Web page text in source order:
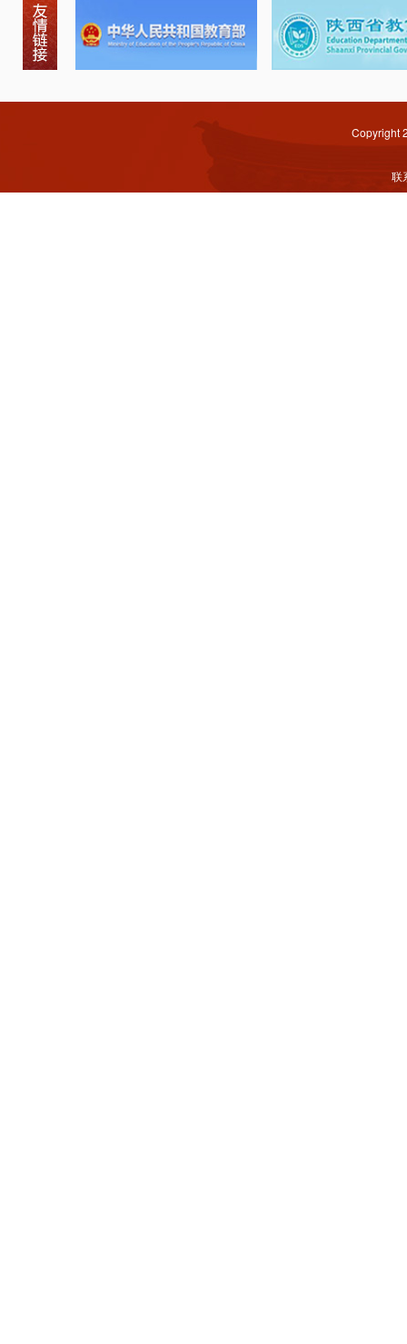
Copyright
联